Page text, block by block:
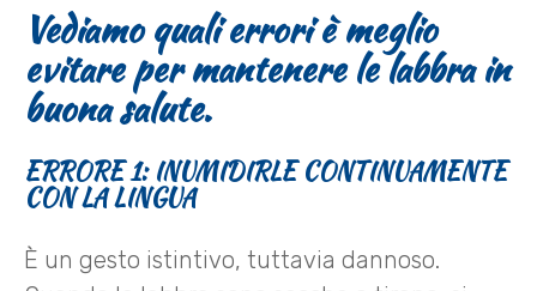
Vediamo quali errori è meglio
evitare per mantenere le labbra in
buona salute.
ERRORE 1: INUMIDIRLE CONTINUAMENTE
CON LA LINGUA
È un gesto istintivo, tuttavia dannoso.